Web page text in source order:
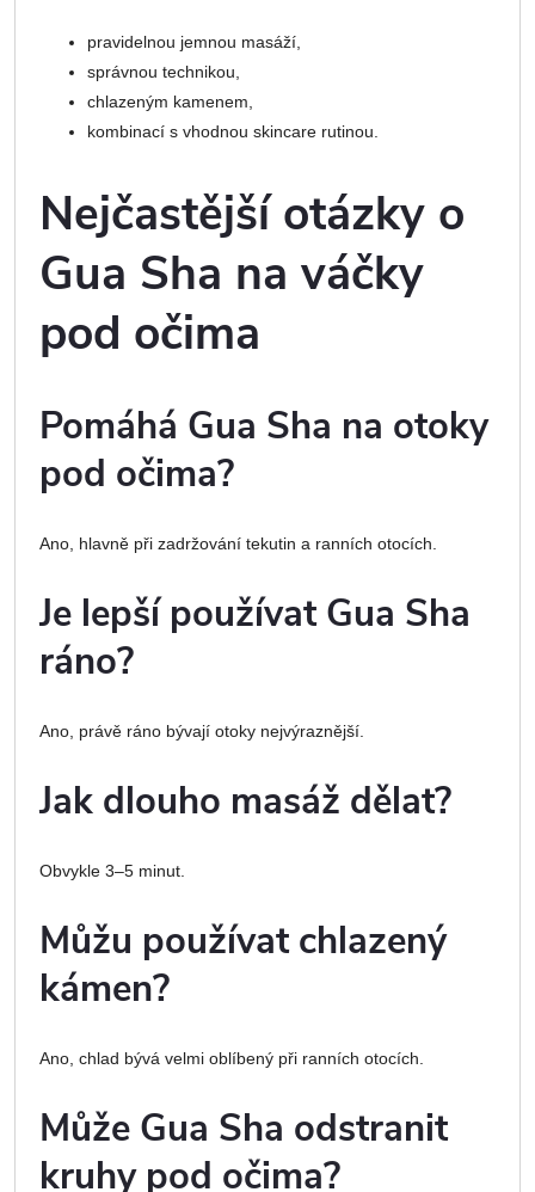
pravidelnou jemnou masáží,
správnou technikou,
chlazeným kamenem,
kombinací s vhodnou skincare rutinou.
Nejčastější otázky o
Gua Sha na váčky
pod očima
Pomáhá Gua Sha na otoky
pod očima?
Ano, hlavně při zadržování tekutin a ranních otocích.
Je lepší používat Gua Sha
ráno?
Ano, právě ráno bývají otoky nejvýraznější.
Jak dlouho masáž dělat?
Obvykle 3–5 minut.
Můžu používat chlazený
kámen?
Ano, chlad bývá velmi oblíbený při ranních otocích.
Může Gua Sha odstranit
kruhy pod očima?